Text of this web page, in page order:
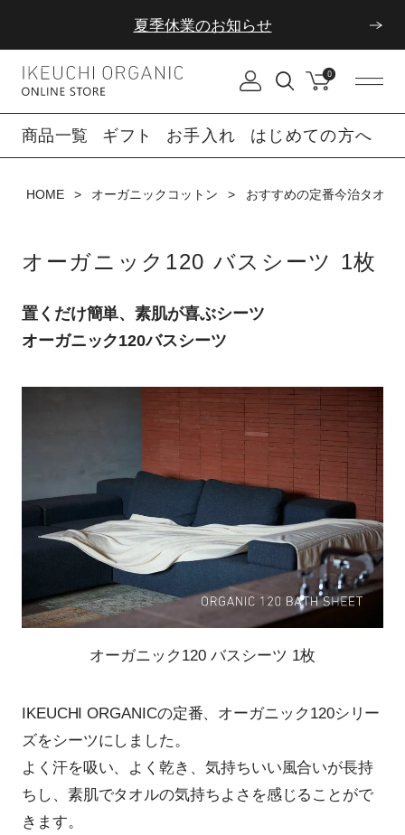
夏季休業のお知らせ 0
商品一覧 ギフト お手入れ はじめての方へ
HOME オーガニックコットン おすすめの定番今治タオル
オーガニック120 バスシーツ 1枚
置くだけ簡単、素肌が喜ぶシーツ
オーガニック120バスシーツ
オーガニック120 バスシーツ 1枚
IKEUCHI ORGANICの定番、オーガニック120シリー
ズをシーツにしました。
よく汗を吸い、よく乾き、気持ちいい風合いが長持
ちし、素肌でタオルの気持ちよさを感じることがで
きます。